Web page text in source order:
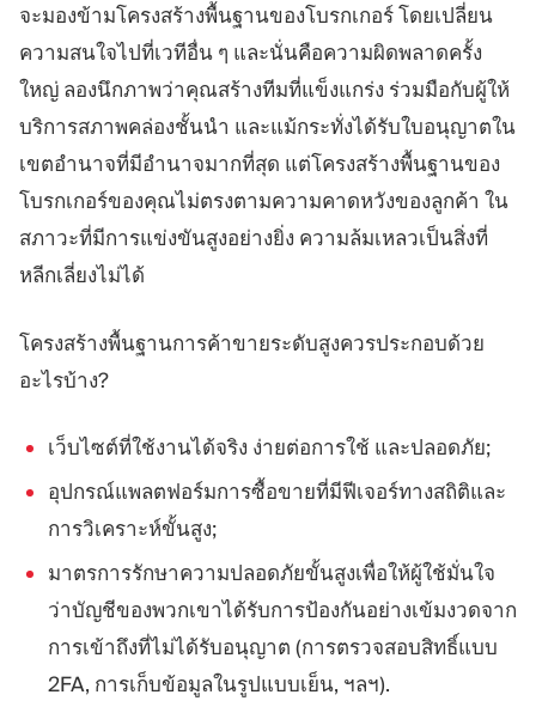
จะมองข้ามโครงสร้างพื้นฐานของโบรกเกอร์ โดยเปลี่ยน
ความสนใจไปที่เวทีอื่น ๆ และนั่นคือความผิดพลาดครั้ง
ใหญ่ ลองนึกภาพว่าคุณสร้างทีมที่แข็งแกร่ง ร่วมมือกับผู้ให้
บริการสภาพคล่องชั้นนำ และแม้กระทั่งได้รับใบอนุญาตใน
เขตอำนาจที่มีอำนาจมากที่สุด แต่โครงสร้างพื้นฐานของ
โบรกเกอร์ของคุณไม่ตรงตามความคาดหวังของลูกค้า ใน
สภาวะที่มีการแข่งขันสูงอย่างยิ่ง ความล้มเหลวเป็นสิ่งที่
หลีกเลี่ยงไม่ได้
โครงสร้างพื้นฐานการค้าขายระดับสูงควรประกอบด้วย
อะไรบ้าง?
เว็บไซต์ที่ใช้งานได้จริง ง่ายต่อการใช้ และปลอดภัย;
อุปกรณ์แพลตฟอร์มการซื้อขายที่มีฟีเจอร์ทางสถิติและ
การวิเคราะห์ขั้นสูง;
มาตรการรักษาความปลอดภัยขั้นสูงเพื่อให้ผู้ใช้มั่นใจ
ว่าบัญชีของพวกเขาได้รับการป้องกันอย่างเข้มงวดจาก
การเข้าถึงที่ไม่ได้รับอนุญาต (การตรวจสอบสิทธิ์แบบ
2FA, การเก็บข้อมูลในรูปแบบเย็น, ฯลฯ).